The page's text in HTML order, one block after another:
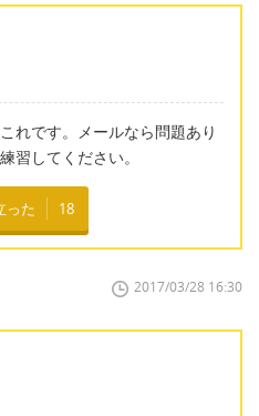
れです。メールなら問題あり
習してください。
った 18
2017/03/28 16:30